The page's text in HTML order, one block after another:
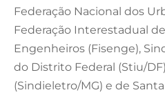
Federação Nacional dos
Federação Interestadual
Engenheiros (Fisenge),
do Distrito Federal (Stiu/
(Sindieletro/MG) e de